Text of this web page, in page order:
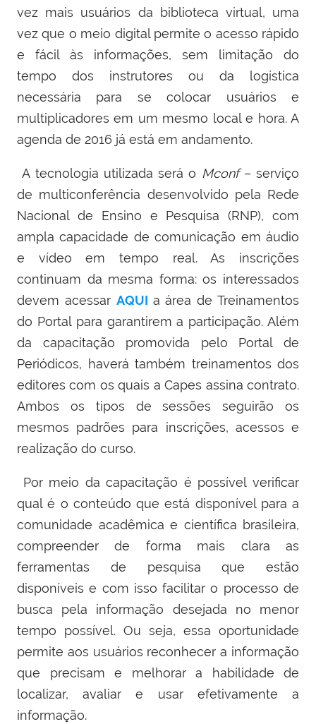
vez mais usuários da biblioteca virtual, uma
vez que o meio digital permite o acesso rápido
e fácil às informações, sem limitação do
tempo dos instrutores ou da logística
necessária para se colocar usuários e
multiplicadores em um mesmo local e hora. A
agenda de 2016 já está em andamento.
A tecnologia utilizada será o Mconf– serviço
de multiconferência desenvolvido pela Rede
Nacional de Ensino e Pesquisa (RNP), com
ampla capacidade de comunicação em áudio
e vídeo em tempo real. As inscrições
continuam da mesma forma: os interessados
devem acessar AQUI a área de Treinamentos
do Portal para garantirem a participação. Além
da capacitação promovida pelo Portal de
Periódicos, haverá também treinamentos dos
editores com os quais a Capes assina contrato.
Ambos os tipos de sessões seguirão os
mesmos padrões para inscrições, acessos e
realização do curso.
Por meio da capacitação é possível verificar
qual é o conteúdo que está disponível para a
comunidade acadêmica e científica brasileira,
compreender de forma mais clara as
ferramentas de pesquisa que estão
disponíveis e com isso facilitar o processo de
busca pela informação desejada no menor
tempo possível. Ou seja, essa oportunidade
permite aos usuários reconhecer a informação
que precisam e melhorar a habilidade de
localizar, avaliar e usar efetivamente a
informação.